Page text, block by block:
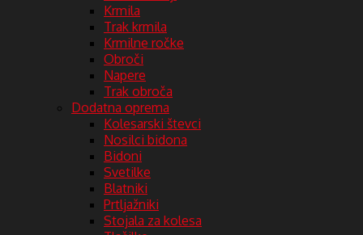
Krmila
Trak krmila
Krmilne ročke
Obroči
Napere
Trak obroča
Dodatna oprema
Kolesarski števci
Nosilci bidona
Bidoni
Svetilke
Blatniki
Prtljažniki
Stojala za kolesa